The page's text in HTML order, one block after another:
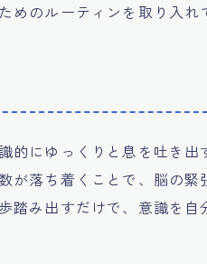
のルーティンを取り入れ
的にゆっくりと息を吐き出
が落ち着くことで、脳の
踏み出すだけで、意識を自